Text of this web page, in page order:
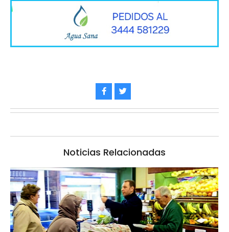
Noticias Relacionadas